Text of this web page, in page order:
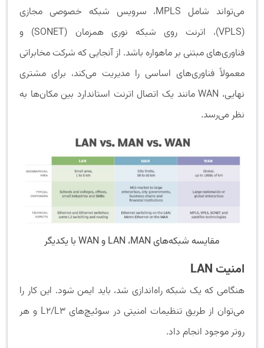
می‌تواند شامل MPLS، سرویس شبکه خصوصی مجازی
(VPLS)، اترنت روی شبکه نوری همزمان (SONET) و
فناوری‌های مبتنی بر ماهواره باشد. از آنجایی که شرکت مخابراتی
معمولاً فناوری‌های اساسی را مدیریت می‌کند، برای مشتری
نهایی، WAN مانند یک اتصال اترنت استاندارد بین مکان‌ها به
نظر می‌رسد.
مقایسه شبکه‌های LAN ،MAN و WAN با یکدیگر
امنیت LAN
هنگامی که یک شبکه راه‌اندازی شد، باید ایمن شود. این کار را
می‌توان از طریق تنظیمات امنیتی در سوئیچ‌های L2/L3 و هر
روتر موجود انجام داد.